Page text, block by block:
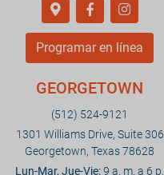
Programar en línea
GEORGETOWN
(512) 524-9121
1301 Williams Drive, Suite 306
Georgetown, Texas 78628
Lun-Mar, Jue-Vie:9 a. m. a 6 p.